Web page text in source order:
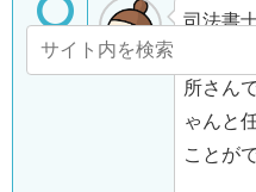
司法書
所さん
ゃんと
ことが